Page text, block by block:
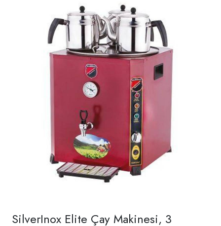
SilverInox Elite Çay Makinesi, 3